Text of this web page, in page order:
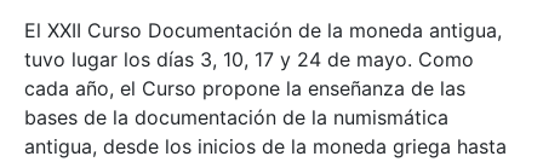
El XXII Curso Documentación de la moneda antigua,
tuvo lugar los días 3, 10, 17 y 24 de mayo. Como
cada año, el Curso propone la enseñanza de las
bases de la documentación de la numismática
antigua, desde los inicios de la moneda griega hasta